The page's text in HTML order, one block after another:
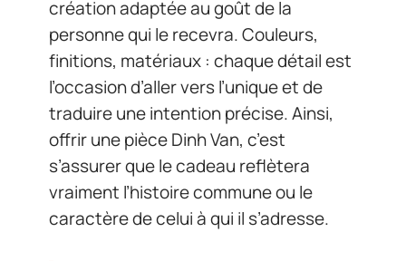
création adaptée au goût de la
personne qui le recevra. Couleurs,
finitions, matériaux : chaque détail est
l’occasion d’aller vers l’unique et de
traduire une intention précise. Ainsi,
offrir une pièce Dinh Van, c’est
s’assurer que le cadeau reflètera
vraiment l’histoire commune ou le
caractère de celui à qui il s’adresse.